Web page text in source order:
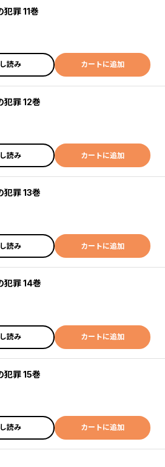
罪 11巻
読み カートに追加
犯罪 12巻
読み カートに追加
犯罪 13巻
読み カートに追加
犯罪 14巻
読み カートに追加
犯罪 15巻
読み カートに追加